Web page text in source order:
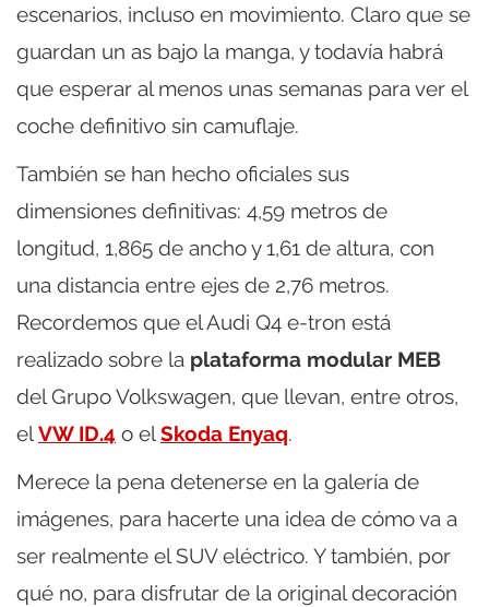
escenarios, incluso en movimiento. Claro que se
guardan un as bajo la manga, y todavía habrá
que esperar al menos unas semanas para ver el
coche definitivo sin camuflaje.
También se han hecho oficiales sus
dimensiones definitivas: 4,59 metros de
longitud, 1,865 de ancho y 1,61 de altura, con
una distancia entre ejes de 2,76 metros.
Recordemos que el Audi Q4 e-tron está
realizado sobre la plataforma modular MEB
del Grupo Volkswagen, que llevan, entre otros,
elVW ID.4 o elSkoda Enyaq.
Merece la pena detenerse en la galería de
imágenes, para hacerte una idea de cómo va a
ser realmente el SUV eléctrico. Y también, por
qué no, para disfrutar de la original decoración